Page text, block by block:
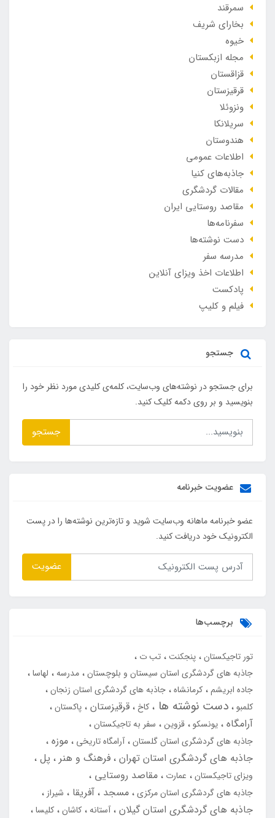
سمرقند
بخارای شریف
خیوه
مجله ازبکستان
قزاقستان
قرقیزستان
ونزوئلا
سریلانکا
هندوستان
اطلاعات عمومی
جاذبه‌های کنیا
مقالات گردشگری
مقاصد روستایی ایران
سفرنامه‌ها
دست نوشته‌ها
مدرسه سفر
اطلاعات اخذ ویزای آنلاین
پادکست
فیلم و کلیپ
جستجو
برای جستجو در نوشته‌های وب‌سایت، کلمه‌ی کلیدی مورد نظر خود را
بنویسید و بر روی دکمه کلیک کنید.
جستجو
عضویت خبرنامه
عضو خبرنامه ماهانه وب‌سایت شوید و تازه‌ترین نوشته‌ها را در پست
الکترونیک خود دریافت کنید.
عضویت
برچسب‌ها
تور تاجیکستان پنجکنت تب ت
جاذبه های گردشگری استان سیستان و بلوچستان مدرسه
لهاسا
جاده ابریشم کرمانشاه جاذبه های گردشگری استان زنجان
کلمبو دست نوشته ها کاخ قرقیزستان پاکستان
آرامگاه یونسکو قزوین
سفر به تاجیکستان
جاذبه های گردشگری استان گلستان آرامگاه تاریخی
موزه
جاذبه های گردشگری استان تهران فرهنگ و هنر پل
ویزای تاجیکستان عمارت مقاصد روستایی
جاذبه های گردشگری استان مرکزی مسجد آفریقا شیراز
جاذبه های گردشگری استان گیلان آستانه کاشان کلیسا